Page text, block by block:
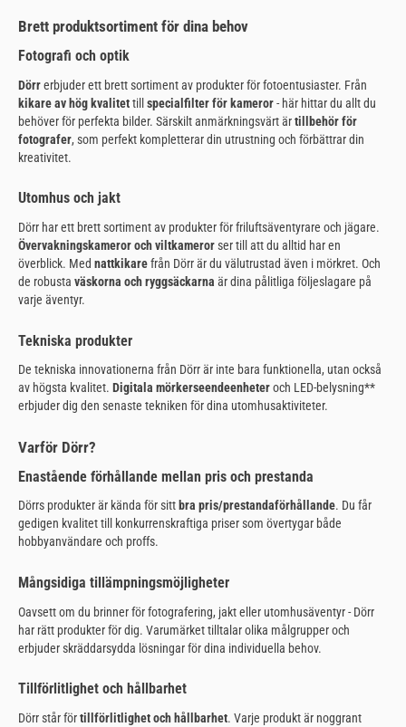
Brett produktsortiment för dina behov
Fotografi och optik
Dörrerbjuder ett brett sortiment av produkter för fotoentusiaster. Från
kikare av hög kvalitettillspecialfilter för kameror- här hittar du allt du
behöver för perfekta bilder. Särskilt anmärkningsvärt ärtillbehör för
fotografer, som perfekt kompletterar din utrustning och förbättrar din
kreativitet.
Utomhus och jakt
Dörr har ett brett sortiment av produkter för friluftsäventyrare och jägare.
Övervakningskameror och viltkamerorser till att du alltid har en
överblick. Med nattkikarefrån Dörr är du välutrustad även i mörkret. Och
de robusta väskorna och ryggsäckarna är dina pålitliga följeslagare på
varje äventyr.
Tekniska produkter
De tekniska innovationerna från Dörr är inte bara funktionella, utan också
av högsta kvalitet. Digitala mörkerseendeenheteroch LED-belysning**
erbjuder dig den senaste tekniken för dina utomhusaktiviteter.
Varför Dörr?
Enastående förhållande mellan pris och prestanda
Dörrs produkter är kända för sitt bra pris/prestandaförhållande. Du får
gedigen kvalitet till konkurrenskraftiga priser som övertygar både
hobbyanvändare och proffs.
Mångsidiga tillämpningsmöjligheter
Oavsett om du brinner för fotografering, jakt eller utomhusäventyr - Dörr
har rätt produkter för dig. Varumärket tilltalar olika målgrupper och
erbjuder skräddarsydda lösningar för dina individuella behov.
Tillförlitlighet och hållbarhet
Dörr står förtillförlitlighet och hållbarhet. Varje produkt är noggrant